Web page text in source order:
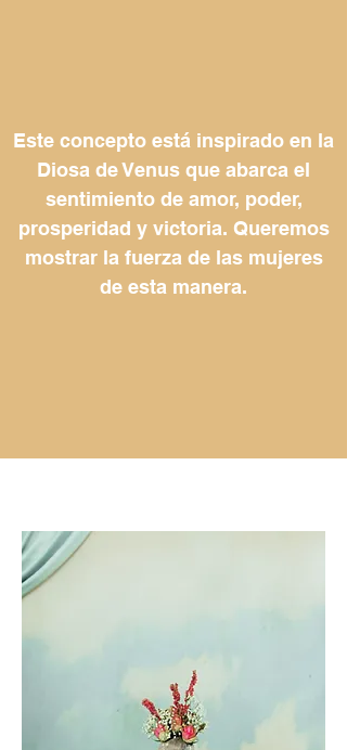
Este concepto está inspirado en la
Diosa de Venus que abarca el
sentimiento de amor, poder,
prosperidad y victoria. Queremos
mostrar la fuerza de las mujeres
de esta manera.